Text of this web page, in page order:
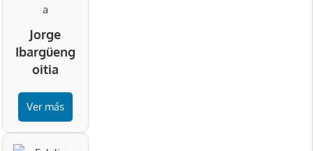
Jorge
Ibargüeng
oitia
Ver más